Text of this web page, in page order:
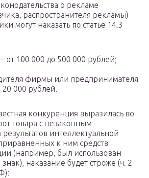
о рекламе
распространителя рекламы)
могут наказать по статье 14.3
от 100 000 до 500 000 рублей;
фирмы или предпринимателя
20 000 рублей.
конкуренция выразилась во
товара с незаконным
интеллектуальной
к ним средств
(например, был использован
наказание будет строже (ч. 2